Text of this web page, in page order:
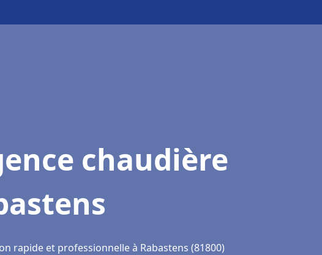
chaudière
rapide et professionnelle à Rabastens (81800)